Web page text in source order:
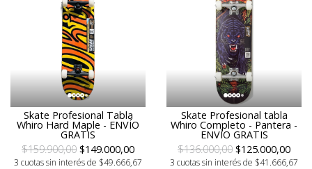
Skate Profesional Tabla
Whiro Hard Maple - ENVÍO
GRATIS
$159.900,00 $149.000,00
3 cuotas sin interés de $49.666,67
Skate Profesional tabla
Whiro Completo - Pantera -
ENVÍO GRATIS
$136.000,00 $125.000,00
3 cuotas sin interés de $41.666,67